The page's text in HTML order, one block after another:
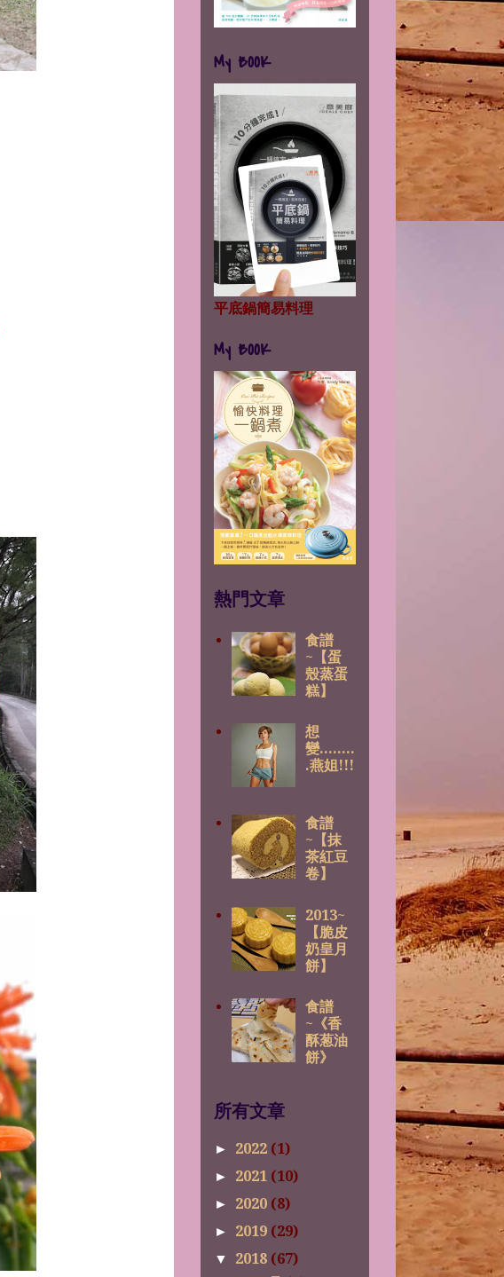
My BOOK
平底鍋簡易料理
My BOOK
熱門文章
食譜
~【蛋
殼蒸蛋
糕】
想
變........
.燕姐!!!
食譜
~【抹
茶紅豆
卷】
2013~
【脆皮
奶皇月
餅】
食譜
~《香
酥葱油
餅》
所有文章
► 2022 (1)
► 2021 (10)
► 2020 (8)
► 2019 (29)
▼ 2018 (67)